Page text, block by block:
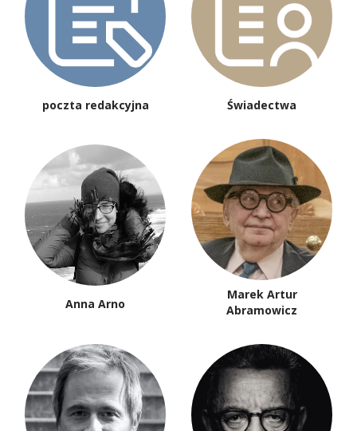
poczta redakcyjna Świadectwa
Anna Arno
Marek Artur
Abramowicz